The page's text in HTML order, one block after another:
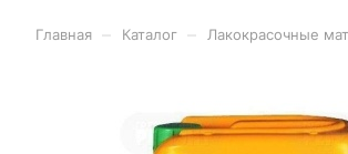
Главная Каталог Лакокрасочные